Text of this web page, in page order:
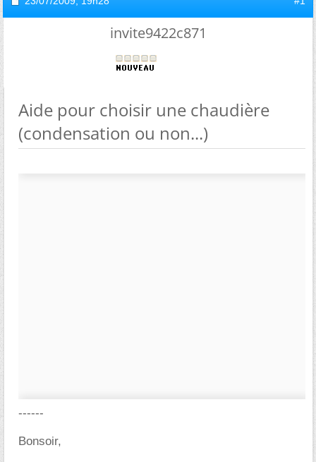
invite9422c871
Aide pour choisir une chaudière
(condensation ou non...)
------
Bonsoir,